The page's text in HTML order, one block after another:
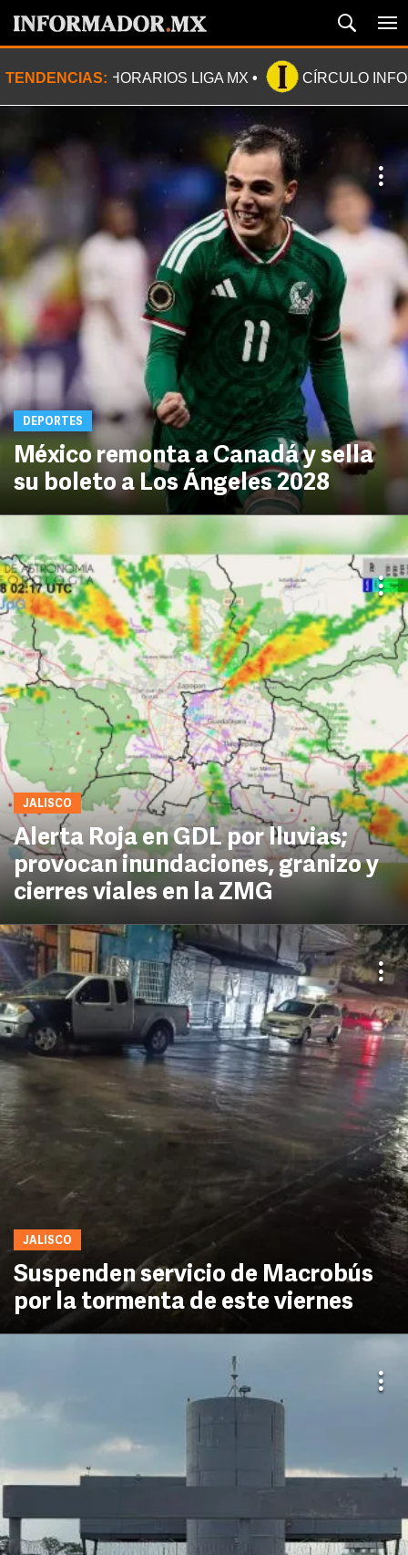
TENDENCIAS: HORARIOS LIGA MX CÍRCULO
DEPORTES
México remonta a Canadá y sella
su boleto a Los Ángeles 2028
JALISCO
Alerta Roja en GDL por lluvias;
provocan inundaciones, granizo y
cierres viales en la ZMG
JALISCO
Suspenden servicio de Macrobús
por la tormenta de este viernes